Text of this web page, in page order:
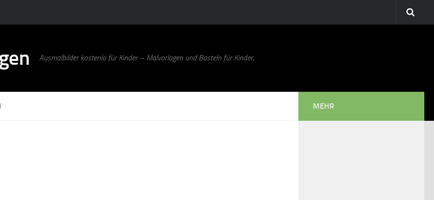
Ausmalbilder kostenlo für Kinder – Malvorlagen und Basteln für Kinder,
MEHR